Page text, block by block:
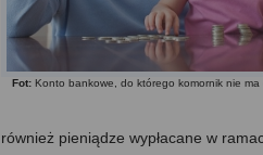
Fot: Konto bankowe, do którego komornik nie ma
również pieniądze wypłacane w